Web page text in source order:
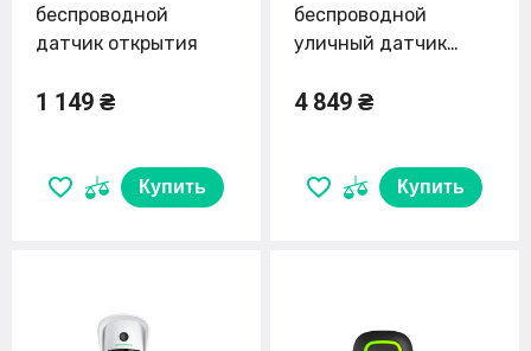
беспроводной
датчик открытия
1 149 ₴
Купить
беспроводной
уличный датчик
4 849 ₴
Купить